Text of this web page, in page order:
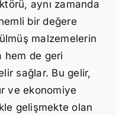
aynı zamanda
bir değere
malzemelerin
hem de geri
sağlar. Bu gelir,
ve ekonomiye
gelişmekte olan